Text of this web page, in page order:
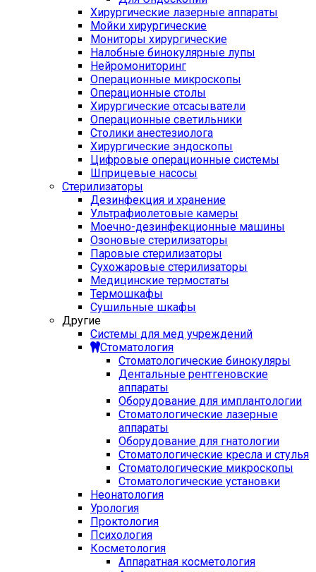
Хирургические лазерные аппараты
Мойки хирургические
Мониторы хирургические
Налобные бинокулярные лупы
Нейромониторинг
Операционные микроскопы
Операционные столы
Хирургические отсасыватели
Операционные светильники
Столики анестезиолога
Хирургические эндоскопы
Цифровые операционные системы
Шприцевые насосы
Стерилизаторы
Дезинфекция и хранение
Ультрафиолетовые камеры
Моечно-дезинфекционные машины
Озоновые стерилизаторы
Паровые стерилизаторы
Сухожаровые стерилизаторы
Медицинские термостаты
Термошкафы
Сушильные шкафы
Другие
Системы для мед учреждений
Стоматология
Стоматологические бинокуляры
Дентальные рентгеновские
аппараты
Оборудование для имплантологии
Стоматологические лазерные
аппараты
Оборудование для гнатологии
Стоматологические кресла и стулья
Стоматологические микроскопы
Стоматологические установки
Неонатология
Урология
Проктология
Психология
Косметология
Аппаратная косметология